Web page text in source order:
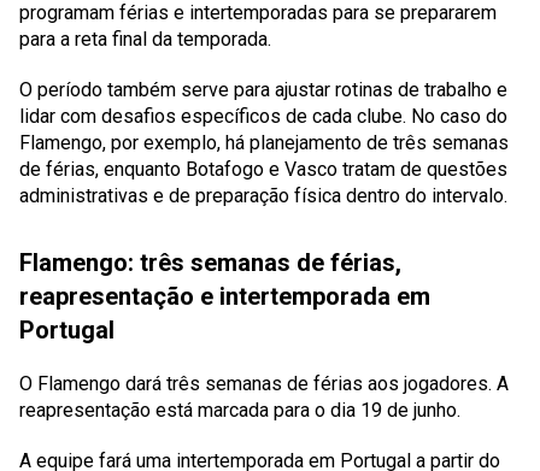
programam férias e intertemporadas para se prepararem
para a reta final da temporada.
O período também serve para ajustar rotinas de trabalho e
lidar com desafios específicos de cada clube. No caso do
Flamengo, por exemplo, há planejamento de três semanas
de férias, enquanto Botafogo e Vasco tratam de questões
administrativas e de preparação física dentro do intervalo.
Flamengo: três semanas de férias,
reapresentação e intertemporada em
Portugal
O Flamengo dará três semanas de férias aos jogadores. A
reapresentação está marcada para o dia 19 de junho.
A equipe fará uma intertemporada em Portugal a partir do